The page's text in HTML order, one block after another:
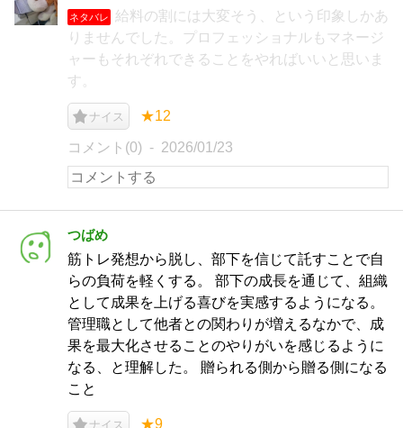
ネタバレ
給料の割には大変そう、という印象しかあ
りませんでした。プロフェッショナルもマネージ
ャーもそれぞれできることをやればいいと思いま
す。
ナイス ★12
コメント(0) 2026/01/23
つばめ
筋トレ発想から脱し、部下を信じて託すことで自
らの負荷を軽くする。 部下の成長を通じて、組織
として成果を上げる喜びを実感するようになる。
管理職として他者との関わりが増えるなかで、成
果を最大化させることのやりがいを感じるように
なる、と理解した。 贈られる側から贈る側になる
こと
ナイス ★9